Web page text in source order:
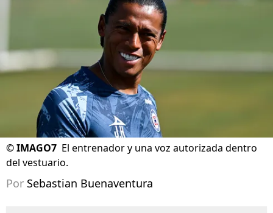
©IMAGO7 El entrenador y una voz autorizada dentro
del vestuario.
Por Sebastian Buenaventura